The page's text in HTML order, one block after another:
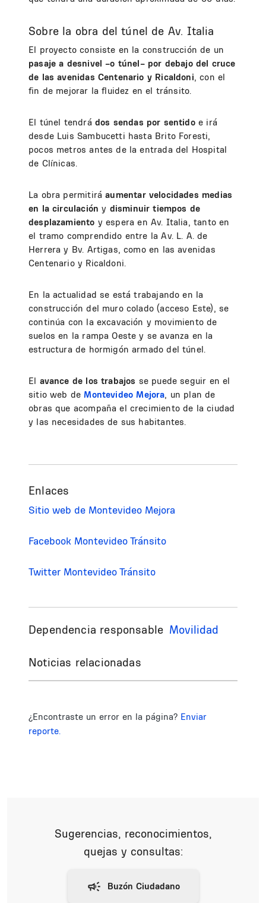
Sobre la obra del túnel de Av. Italia
El proyecto consiste en la construcción de un
pasaje a desnivel –o túnel– por debajo del cruce
de las avenidas Centenario y Ricaldoni, con el
fin de mejorar la fluidez en el tránsito.
El túnel tendrá dos sendas por sentidoe irá
desde Luis Sambucetti hasta Brito Foresti,
pocos metros antes de la entrada del Hospital
de Clínicas.
La obra permitirá aumentar velocidades medias
en la circulación y disminuir tiempos de
desplazamiento y espera en Av. Italia, tanto en
el tramo comprendido entre la Av. L. A. de
Herrera y Bv. Artigas, como en las avenidas
Centenario y Ricaldoni.
En la actualidad se está trabajando en la
construcción del muro colado (acceso Este), se
continúa con la excavación y movimiento de
suelos en la rampa Oeste y se avanza en la
estructura de hormigón armado del túnel.
El avance de los trabajos se puede seguir en el
sitio web deMontevideo Mejora, un plan de
obras que acompaña el crecimiento de la ciudad
y las necesidades de sus habitantes.
Enlaces
Sitio web de Montevideo Mejora
Facebook Montevideo Tránsito
Twitter Montevideo Tránsito
Dependencia responsable Movilidad
Noticias relacionadas
¿Encontraste un error en la página? Enviar
reporte.
Sugerencias, reconocimientos,
quejas y consultas: